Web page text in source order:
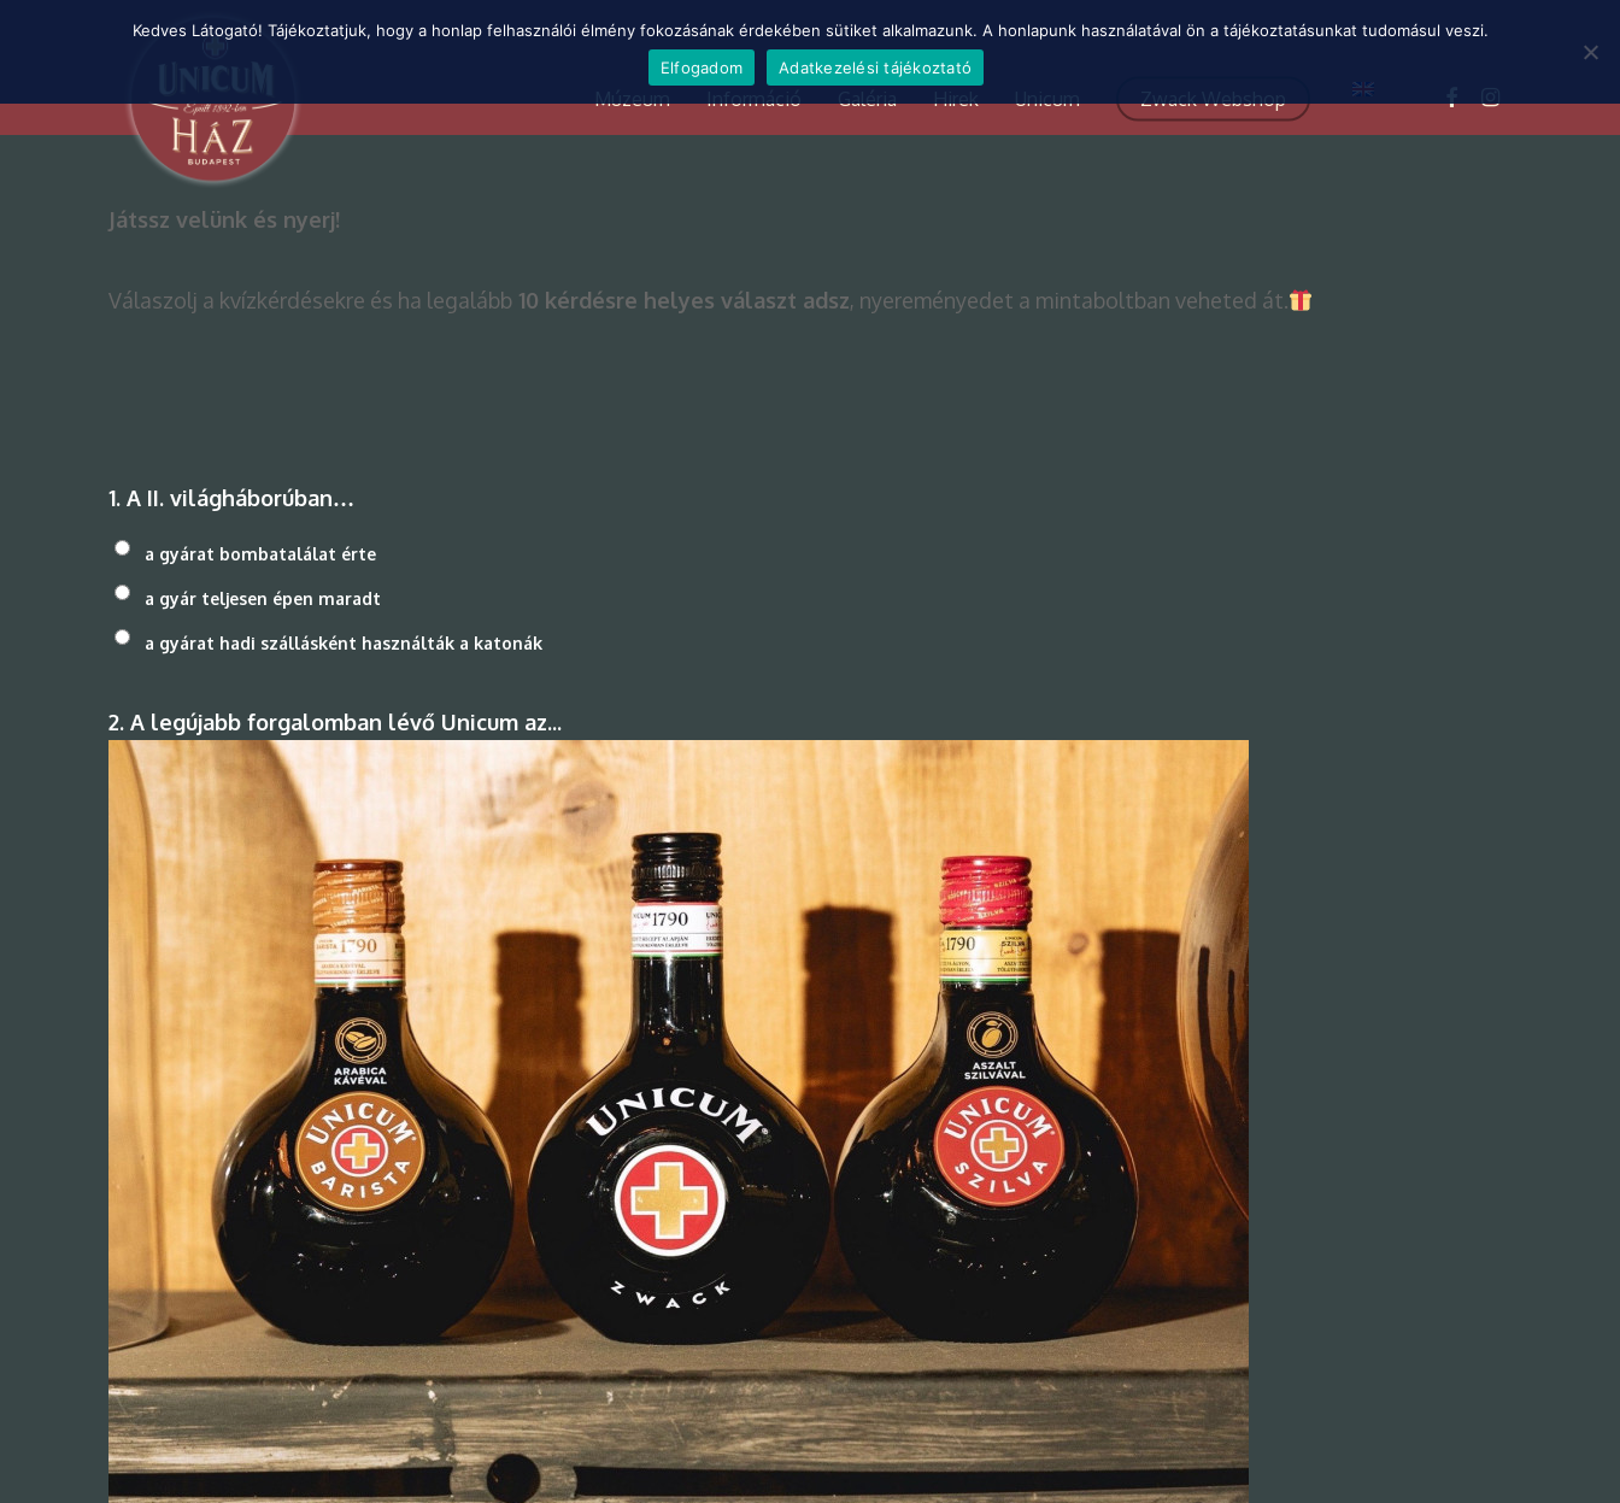
Múzeum Információ Galéria Hirek Unicum Zwack Webshop
Játssz velünk és nyerj!
Válaszolj a kvízkérdésekre és ha legalább 10 kérdésre helyes választ adsz, nyereményedet a mintaboltban veheted át.
1. A II. világháborúban…
a gyárat bombatalálat érte
a gyár teljesen épen maradt
a gyárat hadi szállásként használták a katonák
2. A legújabb forgalomban lévő Unicum az...
Kedves Látogató! Tájékoztatjuk, hogy a honlap felhasználói élmény fokozásának érdekében sütiket alkalmazunk. A honlapunk használatával ön a tájékoztatásunkat tudomásul veszi.
Elfogadom
Adatkezelési tájékoztató